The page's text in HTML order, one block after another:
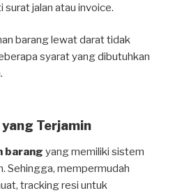
jalan atau invoice.
barang lewat darat tidak
syarat yang dibutuhkan
yang Terjamin
barang yang memiliki sistem
Sehingga, mempermudah
tracking resi untuk